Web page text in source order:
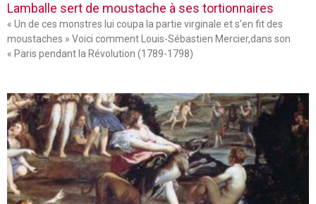
Lamballe sert de moustache à ses tortionnaires
« Un de ces monstres lui coupa la partie virginale et s’en fit des
moustaches » Voici comment Louis-Sébastien Mercier,dans son
« Paris pendant la Révolution (1789-1798)